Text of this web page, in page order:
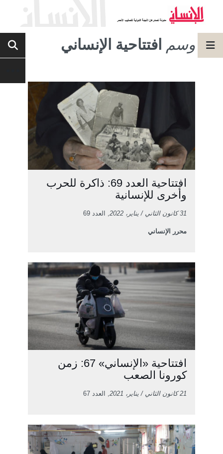
وسم افتتاحية الإنساني
افتتاحية العدد 69: ذاكرة للحرب
وأخرى للإنسانية
31 كانون الثاني / يناير، 2022 , العدد 69
محرر الإنساني
افتتاحية «الإنساني» 67: زمن
كورونا الصعب
21 كانون الثاني / يناير، 2021 , العدد 67